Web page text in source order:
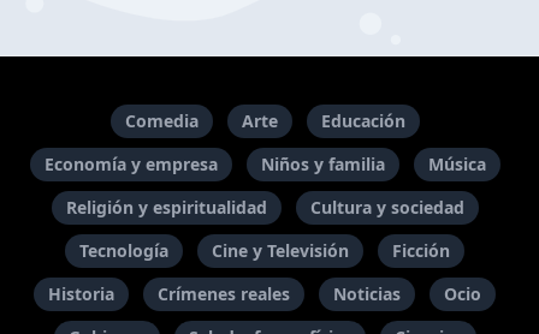
Comedia Arte
Educación
Economía y empresa
Niños y familia
Música
Religión y espiritualidad
Cultura y sociedad
Tecnología
Cine y Televisión
Ficción
Historia
Crímenes reales Noticias
Ocio